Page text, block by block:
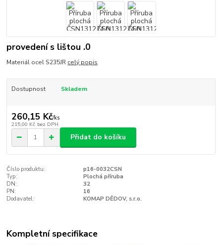
provedení s lištou .0
Materiál ocel S235JR celý popis
Dostupnost Skladem
260,15 Kč/ks
215,00 Kč bez DPH
Přidat do košíku
Číslo produktu:
p16-0032CSN
Typ:
Plochá příruba
DN:
32
PN:
16
Dodavatel:
KOMAP DĚDOV, s.r.o.
Kompletní specifikace